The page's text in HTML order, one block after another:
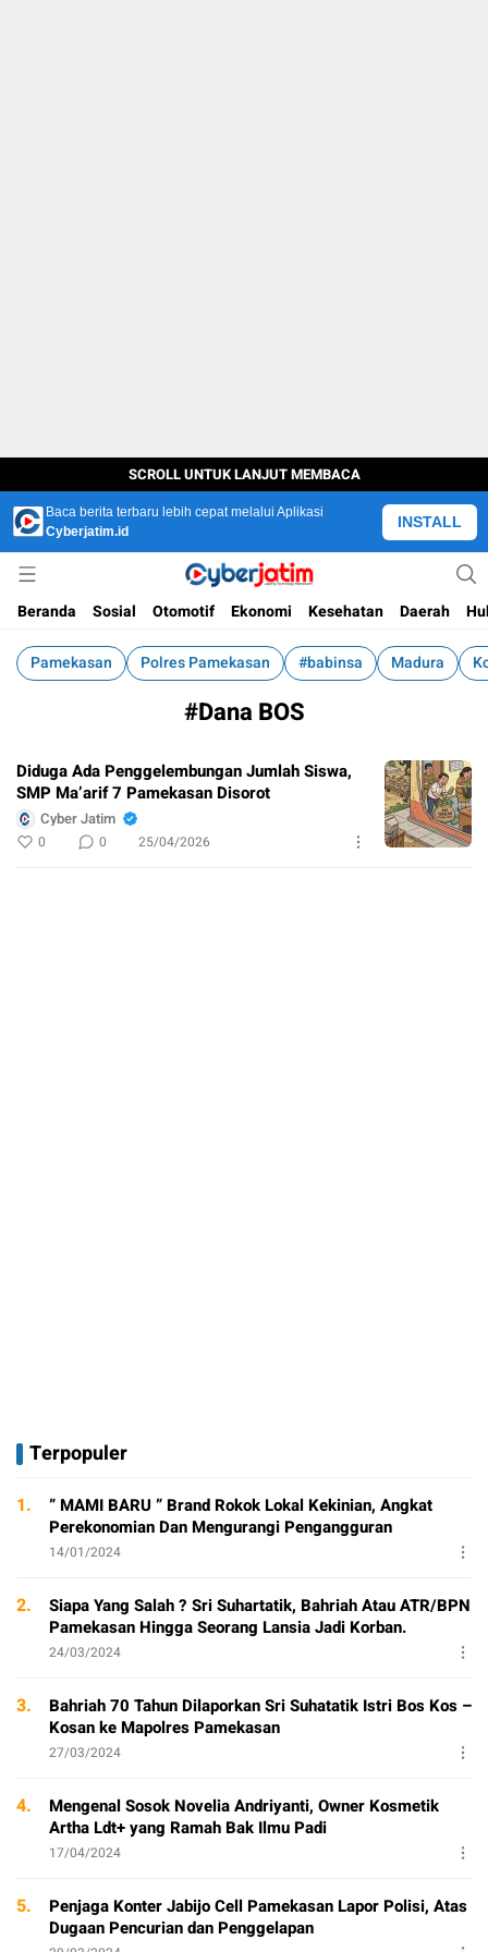
SCROLL UNTUK LANJUT MEMBACA
Baca berita terbaru lebih cepat melalui Aplikasi
Cyberjatim.id
INSTALL
Cyber Jatim
Jejaring Technology Mainstream
Beranda
Sosial Otomotif Ekonomi Kesehatan Daerah
Pamekasan Polres Pamekasan #babinsa Madura
#Dana BOS
Diduga Ada Penggelembungan Jumlah Siswa,
SMP Ma’arif 7 Pamekasan Disorot
Cyber Jatim
0 0 25/04/2026
Terpopuler
1.
” MAMI BARU ” Brand Rokok Lokal Kekinian, Angkat
Perekonomian Dan Mengurangi Pengangguran
14/01/2024
2.
Siapa Yang Salah ? Sri Suhartatik, Bahriah Atau ATR/BPN
Pamekasan Hingga Seorang Lansia Jadi Korban.
24/03/2024
3.
Bahriah 70 Tahun Dilaporkan Sri Suhatatik Istri Bos Kos –
Kosan ke Mapolres Pamekasan
27/03/2024
4.
Mengenal Sosok Novelia Andriyanti, Owner Kosmetik
Artha Ldt+ yang Ramah Bak Ilmu Padi
17/04/2024
5.
Penjaga Konter Jabijo Cell Pamekasan Lapor Polisi, Atas
Dugaan Pencurian dan Penggelapan